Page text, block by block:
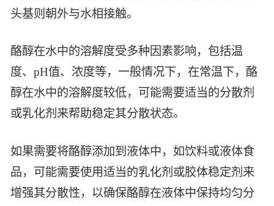
美妆护肤
生物基新材料
生物制药
其他
智能生物乐高平台
高通量骐骥平台
鸿鹄实验室
唯责任
可持续发展
联系我们
头基则朝外与水相接触。
酪醇在水中的溶解度受多种因素影响，包括温
度、pH值、浓度等，一般情况下，在常温下，酪
醇在水中的溶解度较低，可能需要适当的分散剂
或乳化剂来帮助稳定其分散状态。
如果需要将酪醇添加到液体中，如饮料或液体食
品，可能需要使用适当的乳化剂或胶体稳定剂来
增强其分散性，以确保酪醇在液体中保持均匀分